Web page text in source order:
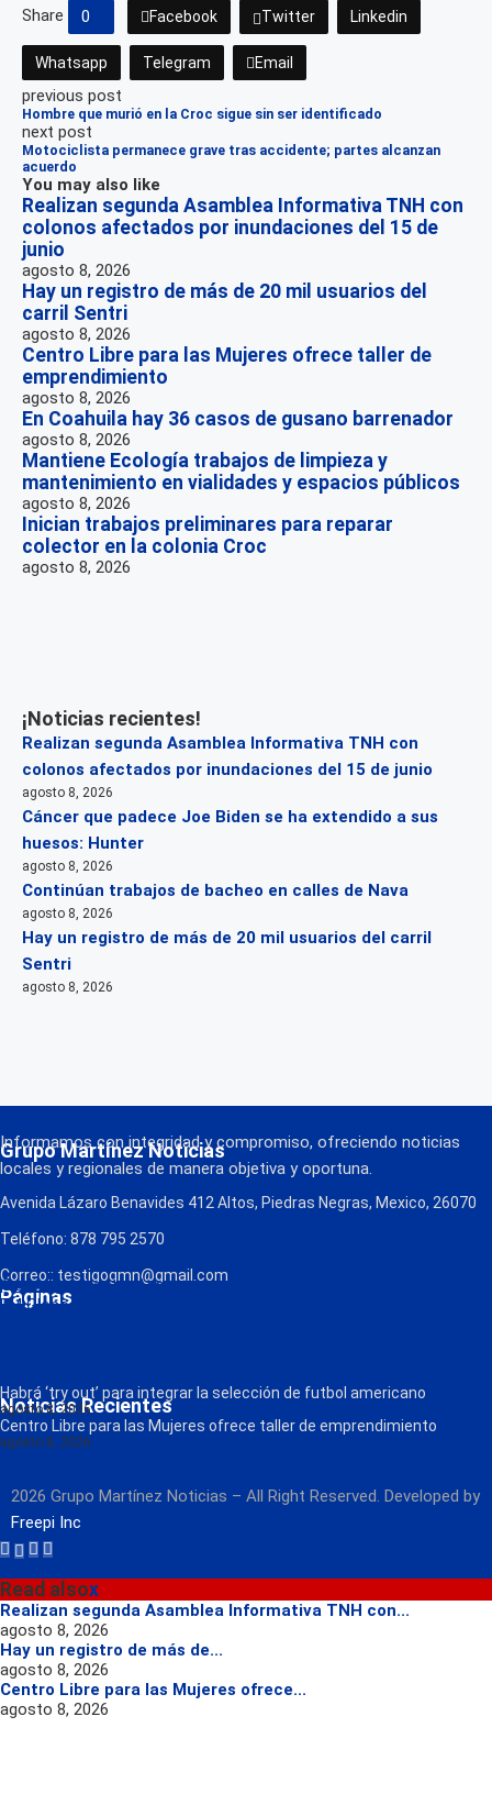
Share 0 Facebook Twitter Linkedin
Whatsapp Telegram Email
previous post
Hombre que murió en la Croc sigue sin ser identificado
next post
Motociclista permanece grave tras accidente; partes alcanzan
acuerdo
You may also like
Realizan segunda Asamblea Informativa TNH con
colonos afectados por inundaciones del 15 de
junio
agosto 8, 2026
Hay un registro de más de 20 mil usuarios del
carril Sentri
agosto 8, 2026
Centro Libre para las Mujeres ofrece taller de
emprendimiento
agosto 8, 2026
En Coahuila hay 36 casos de gusano barrenador
agosto 8, 2026
Mantiene Ecología trabajos de limpieza y
mantenimiento en vialidades y espacios públicos
agosto 8, 2026
Inician trabajos preliminares para reparar
colector en la colonia Croc
agosto 8, 2026
¡Noticias recientes!
Realizan segunda Asamblea Informativa TNH con
colonos afectados por inundaciones del 15 de junio
agosto 8, 2026
Cáncer que padece Joe Biden se ha extendido a sus
huesos: Hunter
agosto 8, 2026
Continúan trabajos de bacheo en calles de Nava
agosto 8, 2026
Hay un registro de más de 20 mil usuarios del carril
Sentri
agosto 8, 2026
Grupo Martínez Noticias
Informamos con integridad y compromiso, ofreciendo noticias
locales y regionales de manera objetiva y oportuna.
Avenida Lázaro Benavides 412 Altos, Piedras Negras, Mexico, 26070
Teléfono: 878 795 2570
Correo:: testigogmn@gmail.com
Páginas
¡Descarga nuestra App!
FM Globo
Radio
Noticias Recientes
Habrá ‘try out’ para integrar la selección de futbol americano
agosto 8, 2026
Centro Libre para las Mujeres ofrece taller de emprendimiento
agosto 8, 2026
2026 Grupo Martínez Noticias – All Right Reserved. Developed by
Freepi Inc
Read alsox
Realizan segunda Asamblea Informativa TNH con...
agosto 8, 2026
Hay un registro de más de...
agosto 8, 2026
Centro Libre para las Mujeres ofrece...
agosto 8, 2026